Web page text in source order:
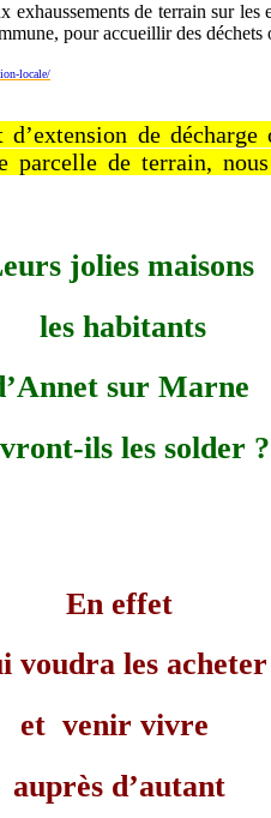
exhaussements de terrain sur les
pour accueillir des déchets
locale/
de
parcelle de terrain,
jolies maisons
les habitants
’Annet sur Marne
ils les solder ?
En effet
voudra les acheter
et venir vivre
auprès d’autant